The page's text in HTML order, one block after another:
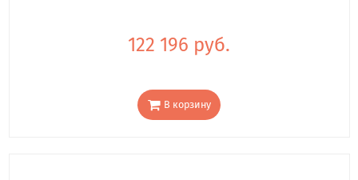
122 196 руб.
В корзину